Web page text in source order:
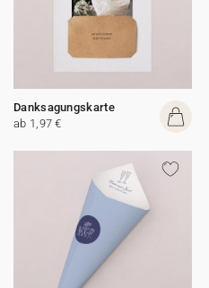
Danksagungskarte
ab 1,97 €